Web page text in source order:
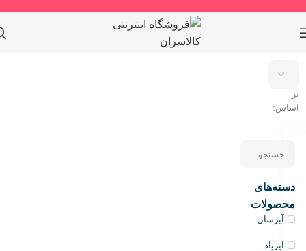
دسته‌های
محصولات
آبرسان
ایرپاد
بر
اساس: